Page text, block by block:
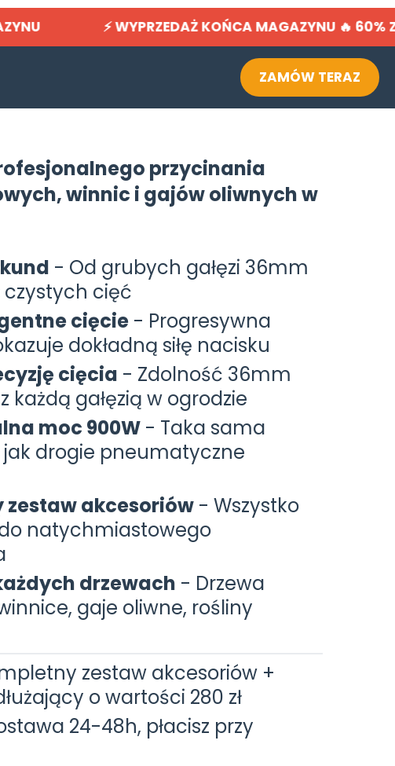
⚡ WYPRZEDAŻ KOŃCA MAGAZYNU 🔥 60%
ZAMÓW TERAZ
przycinania
winnic i gajów oliwnych w
- Od grubych gałęzi 36mm
cięć
cięcie - Progresywna
dokładną siłę nacisku
cięcia - Zdolność 36mm
każdą gałęzią w ogrodzie
moc 900W - Taka sama
drogie pneumatyczne
zestaw akcesoriów - Wszystko
natychmiastowego
drzewach - Drzewa
gaje oliwne, rośliny
zestaw akcesoriów +
o wartości 280 zł
24-48h, płacisz przy